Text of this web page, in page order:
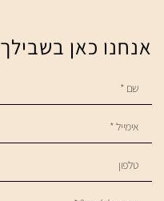
אנחנו כאן בשבילך